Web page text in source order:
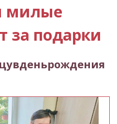
милые
за подарки